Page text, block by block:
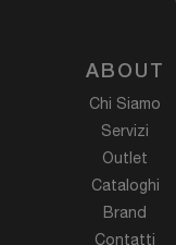
ABOUT
Chi Siamo
Servizi
Outlet
Cataloghi
Brand
Contatti